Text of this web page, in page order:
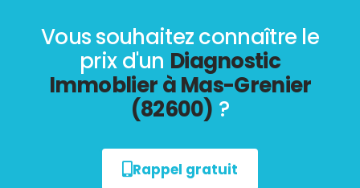
Vous souhaitez connaître le
prix d'un Diagnostic
Immoblier à Mas-Grenier
(82600) ?
Rappel gratuit